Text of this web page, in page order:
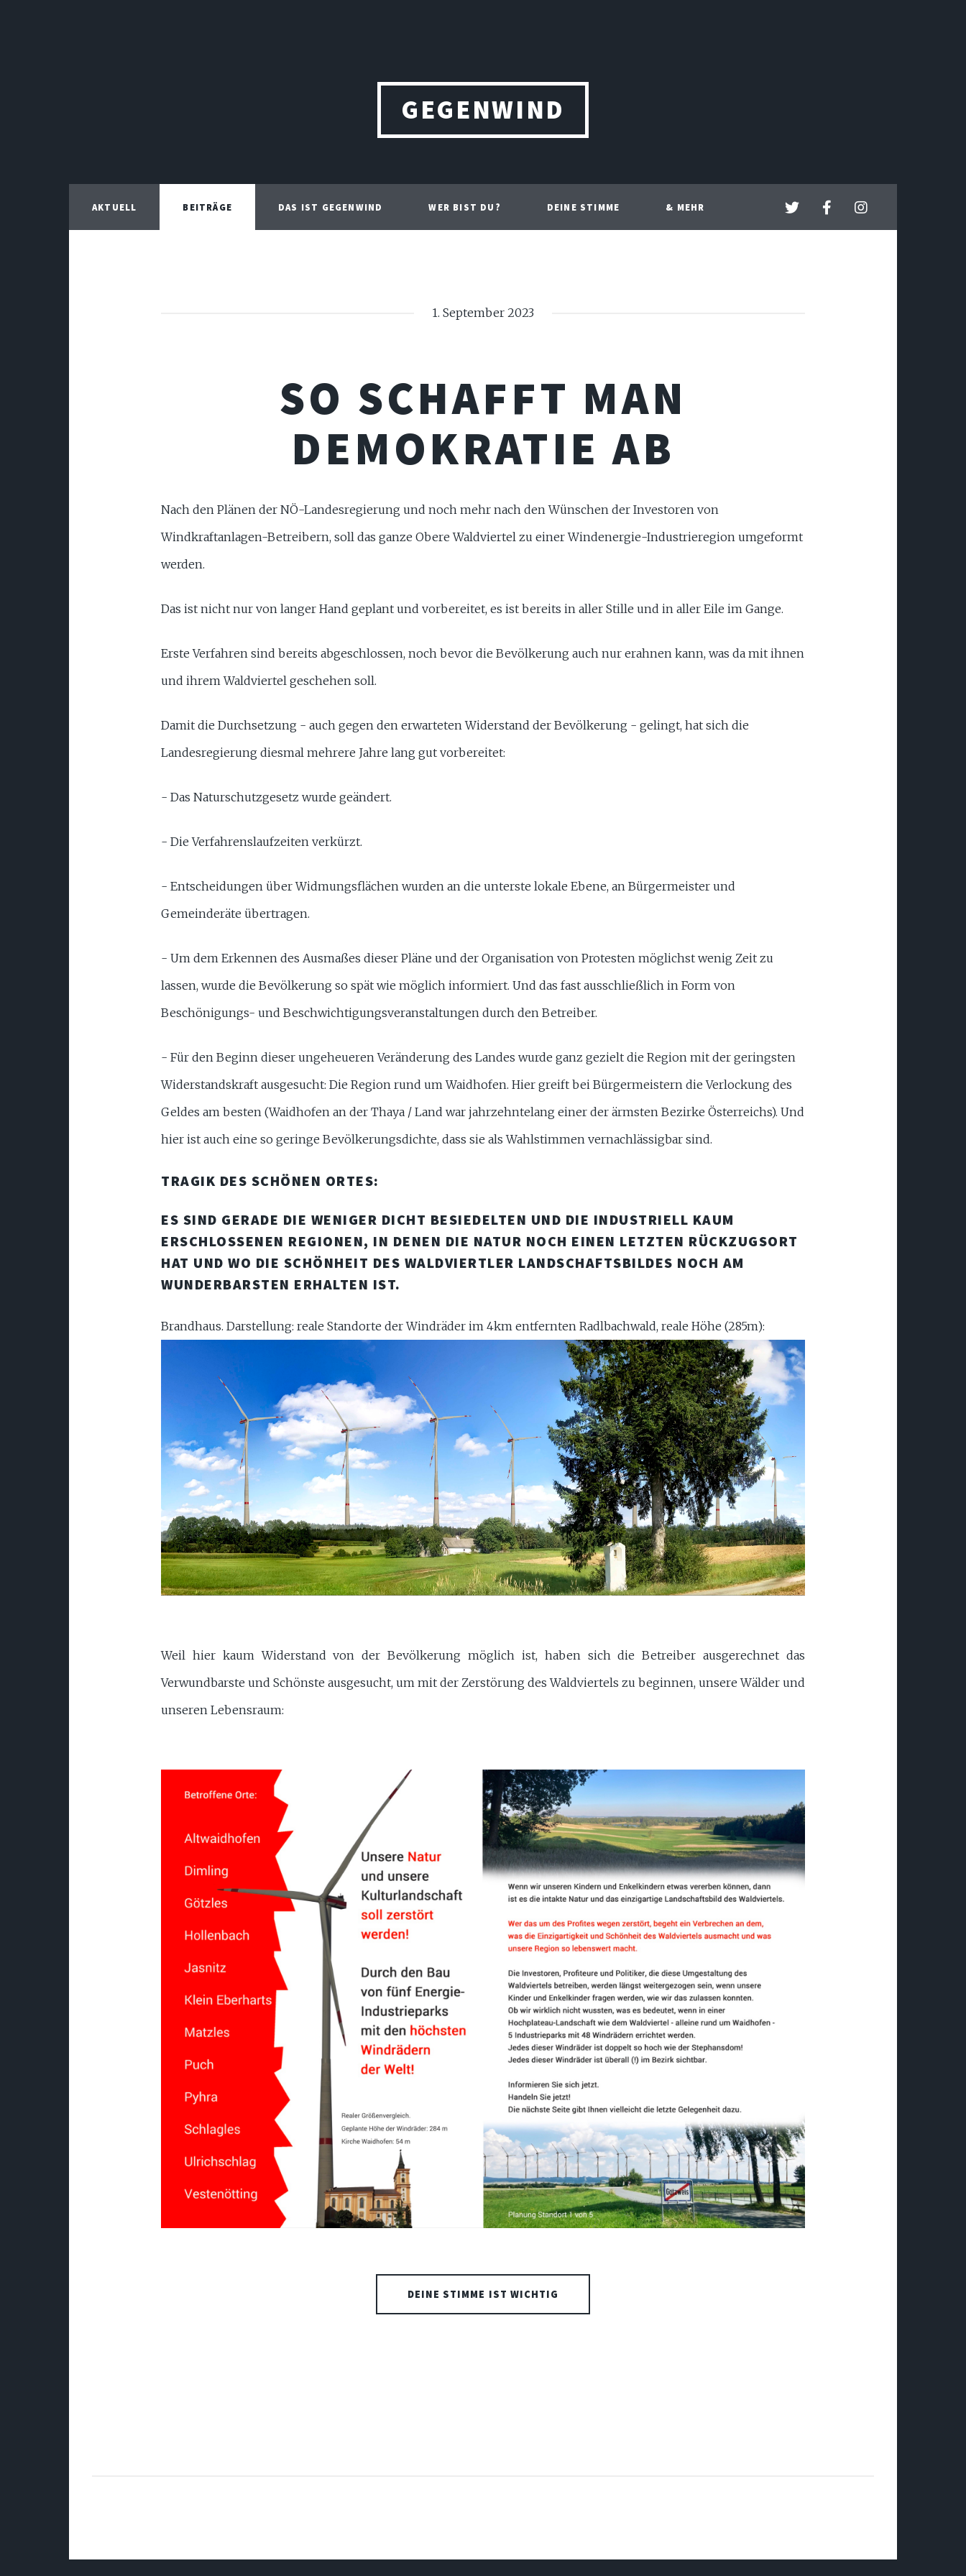
GEGENWIND
AKTUELL BEITRÄGE DAS IST GEGENWIND WER BIST DU? DEINE STIMME & MEHR
1. September 2023
SO SCHAFFT MAN
DEMOKRATIE AB
Nach den Plänen der NÖ-Landesregierung und noch mehr nach den Wünschen der Investoren von
Windkraftanlagen-Betreibern, soll das ganze Obere Waldviertel zu einer Windenergie-Industrieregion umgeformt
werden.
Das ist nicht nur von langer Hand geplant und vorbereitet, es ist bereits in aller Stille und in aller Eile im Gange.
Erste Verfahren sind bereits abgeschlossen, noch bevor die Bevölkerung auch nur erahnen kann, was da mit ihnen
und ihrem Waldviertel geschehen soll.
Damit die Durchsetzung - auch gegen den erwarteten Widerstand der Bevölkerung - gelingt, hat sich die
Landesregierung diesmal mehrere Jahre lang gut vorbereitet:
- Das Naturschutzgesetz wurde geändert.
- Die Verfahrenslaufzeiten verkürzt.
- Entscheidungen über Widmungsflächen wurden an die unterste lokale Ebene, an Bürgermeister und
Gemeinderäte übertragen.
- Um dem Erkennen des Ausmaßes dieser Pläne und der Organisation von Protesten möglichst wenig Zeit zu
lassen, wurde die Bevölkerung so spät wie möglich informiert. Und das fast ausschließlich in Form von
Beschönigungs- und Beschwichtigungsveranstaltungen durch den Betreiber.
- Für den Beginn dieser ungeheueren Veränderung des Landes wurde ganz gezielt die Region mit der geringsten
Widerstandskraft ausgesucht: Die Region rund um Waidhofen. Hier greift bei Bürgermeistern die Verlockung des
Geldes am besten (Waidhofen an der Thaya / Land war jahrzehntelang einer der ärmsten Bezirke Österreichs). Und
hier ist auch eine so geringe Bevölkerungsdichte, dass sie als Wahlstimmen vernachlässigbar sind.
TRAGIK DES SCHÖNEN ORTES:
ES SIND GERADE DIE WENIGER DICHT BESIEDELTEN UND DIE INDUSTRIELL KAUM
ERSCHLOSSENEN REGIONEN, IN DENEN DIE NATUR NOCH EINEN LETZTEN RÜCKZUGSORT
HAT UND WO DIE SCHÖNHEIT DES WALDVIERTLER LANDSCHAFTSBILDES NOCH AM
WUNDERBARSTEN ERHALTEN IST.
Brandhaus. Darstellung: reale Standorte der Windräder im 4km entfernten Radlbachwald, reale Höhe (285m):
Weil hier kaum Widerstand von der Bevölkerung möglich ist, haben sich die Betreiber ausgerechnet das
Verwundbarste und Schönste ausgesucht, um mit der Zerstörung des Waldviertels zu beginnen, unsere Wälder und
unseren Lebensraum:
DEINE STIMME IST WICHTIG